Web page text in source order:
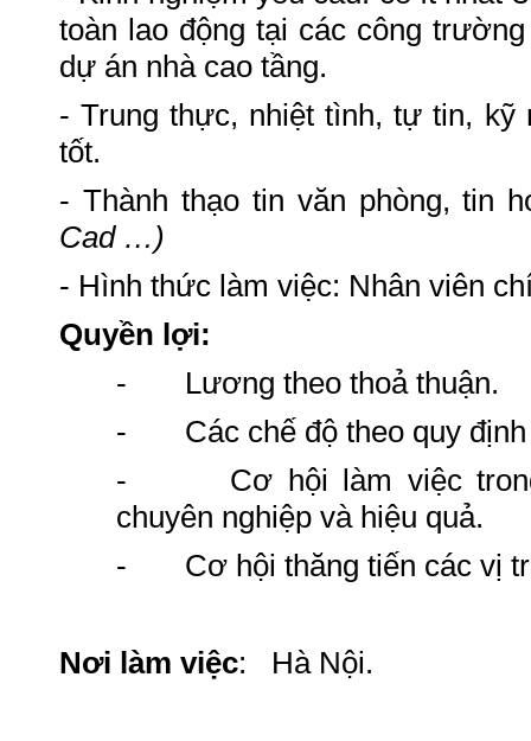
toàn lao động tại các công
dự án nhà cao tầng.
- Trung thực, nhiệt tình, tự tin, kỹ
tốt.
- Thành thạo tin văn phòng, tin
Cad …)
- Hình thức làm việc: Nhân viên
Quyền lợi:
- Lương theo thoả thuận.
- Các chế độ theo quy định
- Cơ hội làm việc trong
chuyên nghiệp và hiệu quả.
- Cơ hội thăng tiến các vị
Nơi làm việc: Hà Nội.